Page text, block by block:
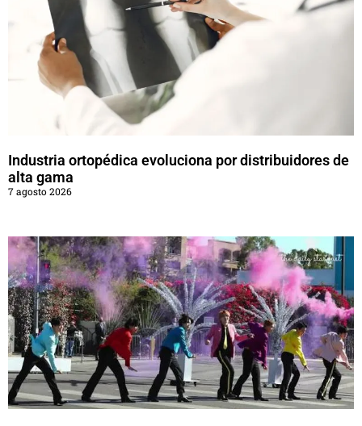
Industria ortopédica evoluciona por distribuidores de
alta gama
7 agosto 2026